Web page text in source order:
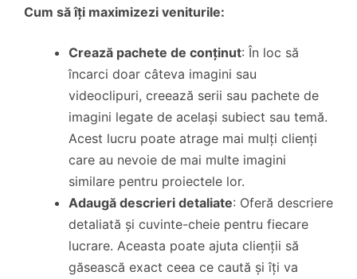
Cum să îți maximizezi veniturile:
Crează pachete de conținut: În loc să
încarci doar câteva imagini sau
videoclipuri, creează serii sau pachete de
imagini legate de același subiect sau temă.
Acest lucru poate atrage mai mulți clienți
care au nevoie de mai multe imagini
similare pentru proiectele lor.
Adaugă descrieri detaliate: Oferă descriere
detaliată și cuvinte-cheie pentru fiecare
lucrare. Aceasta poate ajuta clienții să
găsească exact ceea ce caută și îți va